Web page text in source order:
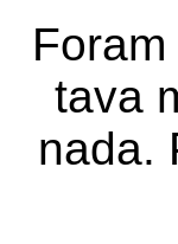
tava
nada.